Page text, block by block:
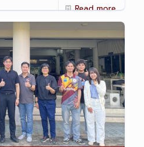
Read more